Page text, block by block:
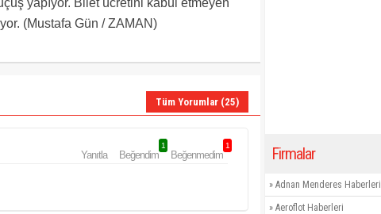
yapıyor. Bilet ücretini kabul etmeyen
(Mustafa Gün / ZAMAN)
Tüm Yorumlar (25)
Yanıtla Beğendim
1
Beğenmedim
1 Firmalar
» Adnan Menderes Haberleri
» Aeroflot Haberleri